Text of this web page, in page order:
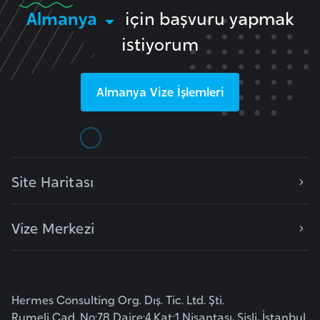
Almanya
için başvuru yapmak
istiyorum
Almanya Vize İşlemleri
Site Haritası
Vize Merkezi
Hermes Consulting Org. Dış. Tic. Ltd. Şti.
Rumeli Cad. No:78 Daire:4 Kat:1 Nişantaşı, Şişli, İstanbul
r
i
y
z
y
C